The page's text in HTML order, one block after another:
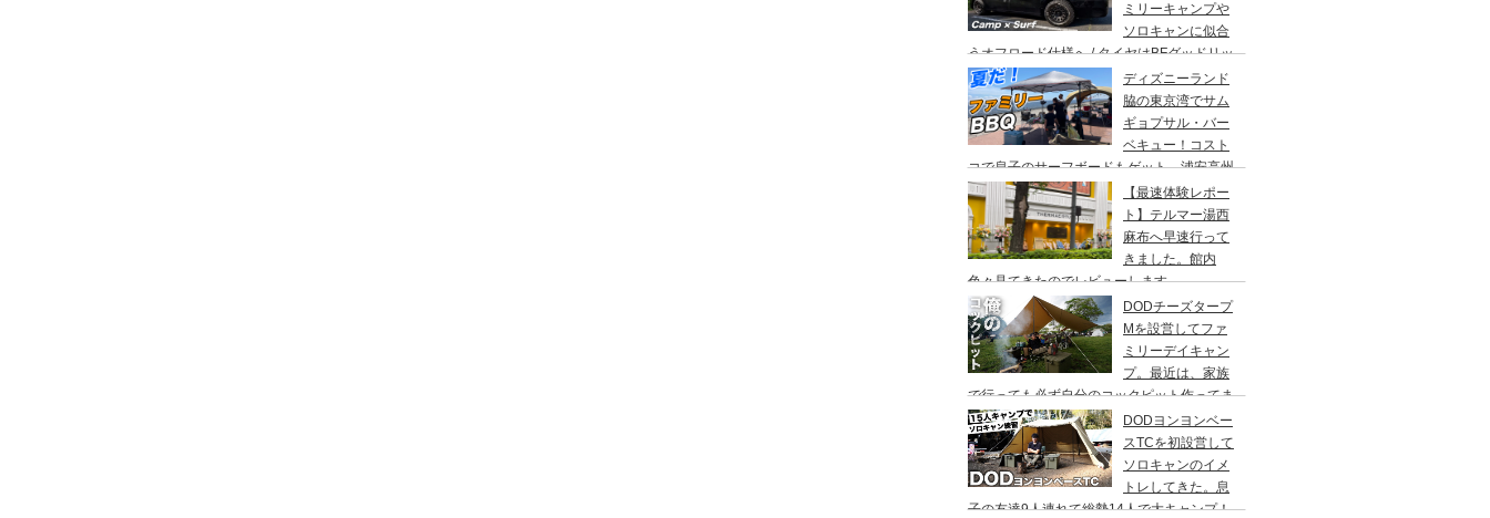
ミリーキャンプや
ソロキャンに似合
うオフロード仕様へ / タイヤはBFグッドリッ
チのオールテレーンTA。ホイールはデルタ
フォースのオーバル。アップサスはエスペリ
ア。
ディズニーランド
脇の東京湾でサム
ギョプサル・バー
ベキュー！コスト
コで息子のサーフボードもゲット、浦安高州
海浜公園、コールマンワンタッチタープ、フ
ァミリーキャンプ、BBQ
【最速体験レポー
ト】テルマー湯西
麻布へ早速行って
きました。館内
色々見てきたのでレビューします。
DODチーズタープ
Mを設営してファ
ミリーデイキャン
プ。最近は、家族
で行っても必ず自分のコックピット作ってま
す♪
DODヨンヨンベー
スTCを初設営して
ソロキャンのイメ
トレしてきた。息
子の友達9人連れて総勢14人で大キャンプ！